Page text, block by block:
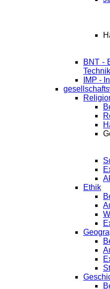
BNT -
Technik
IMP -
Ethik